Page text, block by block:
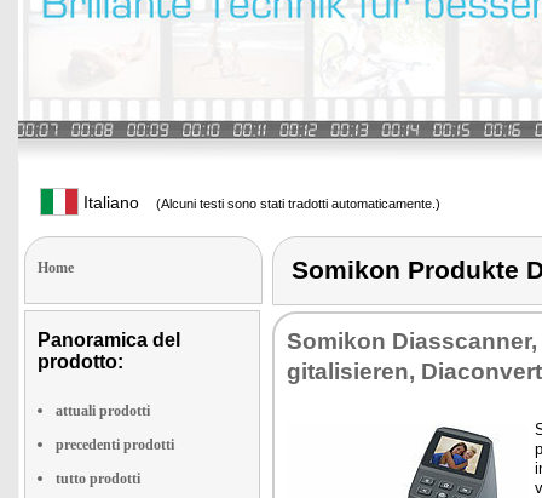
Italiano (Alcuni testi sono stati tradotti automaticamente.)
Home
Panoramica del
prodotto:
attuali prodotti
precedenti prodotti
tutto prodotti
Somikon Produkte
So­mi­kon
gi­ta­li­sie­ren,